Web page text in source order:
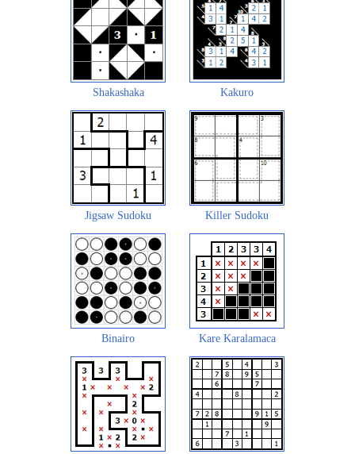
Shakashaka Kakuro
Jigsaw Sudoku Killer Sudoku
Binairo Kare Karalamaca